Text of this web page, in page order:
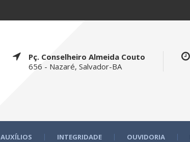
Pç. Conselheiro Almeida Couto
656 - Nazaré, Salvador-BA
AUXÍLIOS INTEGRIDADE OUVIDORIA